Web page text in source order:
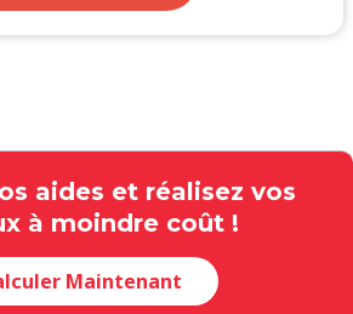
aides et réalisez vos
à moindre coût !
Maintenant